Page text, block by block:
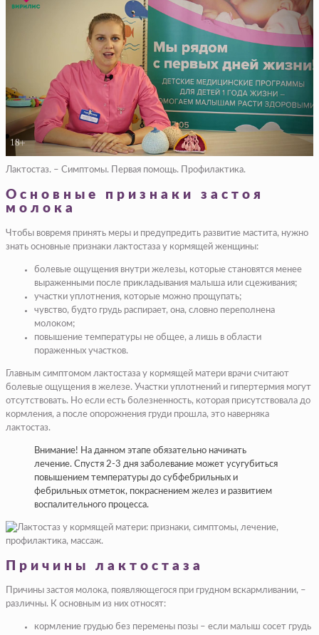
Лактостаз. – Симптомы. Первая помощь. Профилактика.
Основные признаки застоя
молока
Чтобы вовремя принять меры и предупредить развитие мастита, нужно
знать основные признаки лактостаза у кормящей женщины:
болевые ощущения внутри железы, которые становятся менее
выраженными после прикладывания малыша или сцеживания;
участки уплотнения, которые можно прощупать;
чувство, будто грудь распирает, она, словно переполнена
молоком;
повышение температуры не общее, а лишь в области
пораженных участков.
Главным симптомом лактостаза у кормящей матери врачи считают
болевые ощущения в железе. Участки уплотнений и гипертермия могут
отсутствовать. Но если есть болезненность, которая присутствовала до
кормления, а после опорожнения груди прошла, это наверняка
лактостаз.
Внимание! На данном этапе обязательно начинать
лечение. Спустя 2-3 дня заболевание может усугубиться
повышением температуры до субфебрильных и
фебрильных отметок, покраснением желез и развитием
воспалительного процесса.
Причины лактостаза
Причины застоя молока, появляющегося при грудном вскармливании, –
различны. К основным из них относят:
кормление грудью без перемены позы – если малыш сосет грудь